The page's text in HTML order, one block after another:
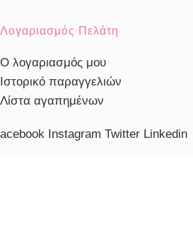
Λογαριασμός Πελάτη
Ο λογαριασμός μου
Ιστορικό παραγγελιών
Λίστα αγαπημένων
Instagram Twitter Linkedin